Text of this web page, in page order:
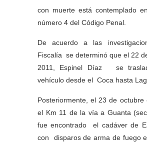
con muerte está contemplado
número 4 del Código Penal.
De acuerdo a las
Fiscalía se determinó que el 22
2011, Espinel Díaz se
vehículo desde el Coca hasta
Posteriormente, el 23 de octubre
el Km 11 de la vía a Guanta
fue encontrado el cadáver de
con disparos de arma de fuego